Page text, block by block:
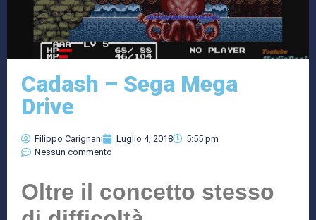
Cadash – Sega Mega
Drive
Filippo Carignani Luglio 4, 2018
5:55 pm
Nessun commento
Oltre il concetto stesso